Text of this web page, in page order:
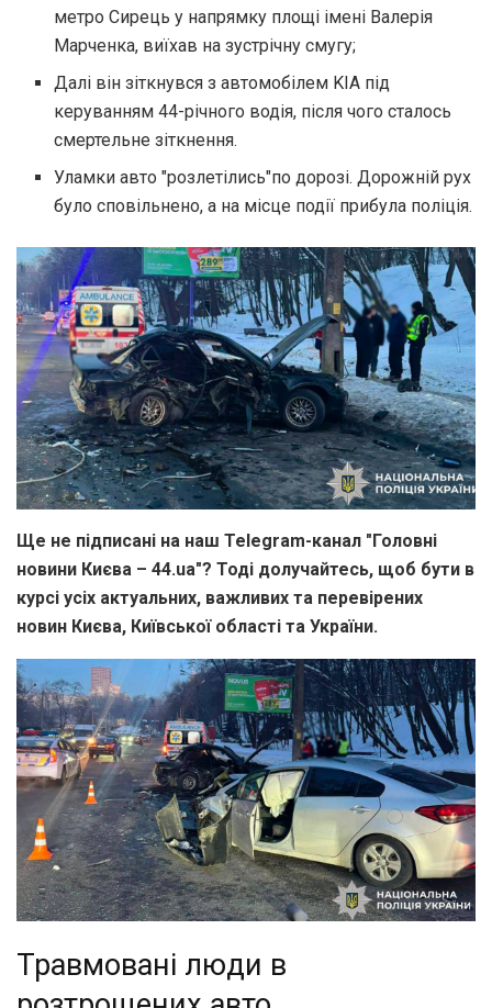
метро Сирець у напрямку площі імені Валерія
Марченка, виїхав на зустрічну смугу;
Далі він зіткнувся з автомобілем KIA під
керуванням 44-річного водія, після чого сталось
смертельне зіткнення.
Уламки авто "розлетілись"по дорозі. Дорожній рух
було сповільнено, а на місце події прибула поліція.
Ще не підписані на наш Telegram-канал "Головні
новини Києва – 44.ua"? Тоді долучайтесь, щоб бути в
курсі усіх актуальних, важливих та перевірених
новин Києва, Київської області та України.
Травмовані люди в